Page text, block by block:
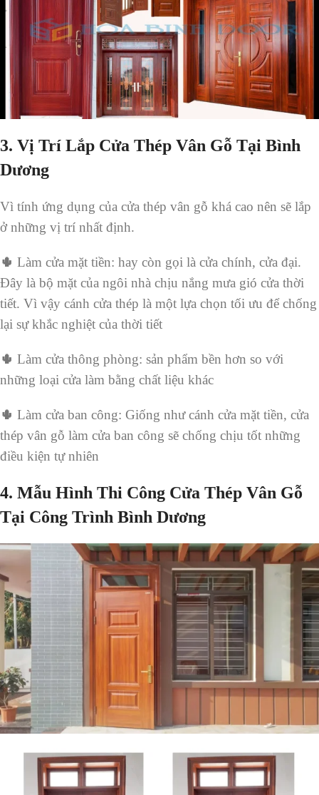
3. Vị Trí Lắp Cửa Thép Vân Gỗ Tại Bình
Dương
Vì tính ứng dụng của cửa thép vân gỗ khá cao nên sẽ lắp
ở những vị trí nhất định.
🌵 Làm cửa mặt tiền: hay còn gọi là cửa chính, cửa đại.
Đây là bộ mặt của ngôi nhà chịu nắng mưa gió cửa thời
tiết. Vì vậy cánh cửa thép là một lựa chọn tối ưu để chống
lại sự khắc nghiệt của thời tiết
🌵 Làm cửa thông phòng: sản phẩm bền hơn so với
những loại cửa làm bằng chất liệu khác
🌵 Làm cửa ban công: Giống như cánh cửa mặt tiền, cửa
thép vân gỗ làm cửa ban công sẽ chống chịu tốt những
điều kiện tự nhiên
4. Mẫu Hình Thi Công Cửa Thép Vân Gỗ
Tại Công Trình Bình Dương